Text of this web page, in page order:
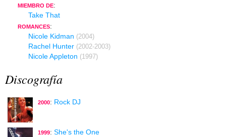
MIEMBRO DE:
Take That
ROMANCES:
Nicole Kidman (2004)
Rachel Hunter (2002-2003)
Nicole Appleton (1997)
Discografía
2000: Rock DJ
1999: She's the One